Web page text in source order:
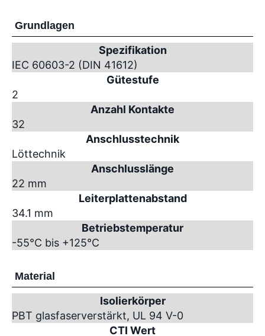
Grundlagen
Spezifikation
IEC 60603-2 (DIN 41612)
Gütestufe
2
Anzahl Kontakte
32
Anschlusstechnik
Löttechnik
Anschlusslänge
22 mm
Leiterplattenabstand
34.1 mm
Betriebstemperatur
-55°C bis +125°C
Material
Isolierkörper
PBT glasfaserverstärkt, UL 94 V-0
CTI Wert